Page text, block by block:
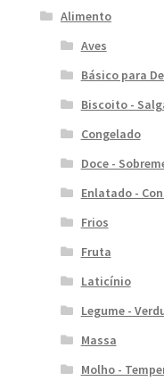
Alimento
Aves
Básico para
Biscoito -
Congelado
Doce -
Enlatado -
Frios
Fruta
Laticínio
Legume -
Massa
Molho -